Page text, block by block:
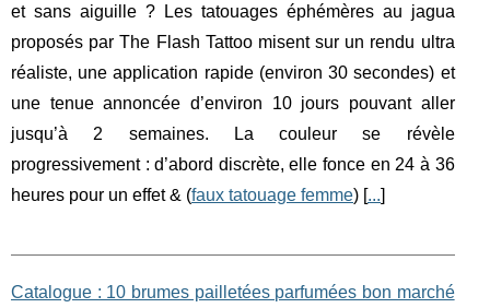
et sans aiguille ? Les tatouages éphémères au jagua
proposés par The Flash Tattoo misent sur un rendu ultra
réaliste, une application rapide (environ 30 secondes) et
une tenue annoncée d’environ 10 jours pouvant aller
jusqu’à 2 semaines. La couleur se révèle
progressivement : d’abord discrète, elle fonce en 24 à 36
heures pour un effet & (faux tatouage femme) [...]
Catalogue : 10 brumes pailletées parfumées bon marché